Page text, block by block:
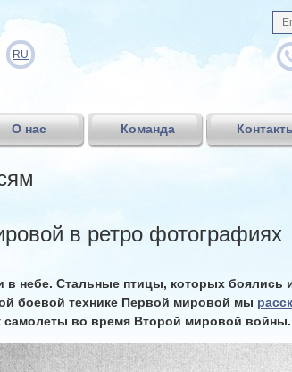
RU
О нас Команда
в ретро фотографиях
небе. Стальные птицы, которых боялись
боевой технике Первой мировой мы
самолеты во время Второй мировой войны.